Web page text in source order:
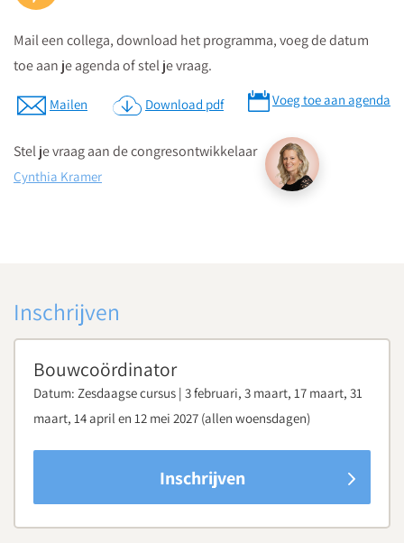
Parkeren kan in de Qpark parkeergarage La Vie, welke langs de
verschillende aanrijdroutes wordt bewegwijzerd.
Op parkeerniveau 14 heeft u rechtstreekse doorgang naar La
Vie.
Parkeergarage “La Vie” bevindt zich aan de St. Jacobstraat
naast de Bijenkorf.
Mail een collega, download het programma, voeg de datum
toe aan je agenda of stel je vraag.
Mailen Download pdf Voeg toe aan agenda
Stel je vraag aan de congresontwikkelaar
Cynthia Kramer
Inschrijven
Bouwcoördinator
Datum: Zesdaagse cursus | 3 februari, 3 maart, 17 maart, 31
maart, 14 april en 12 mei 2027 (allen woensdagen)
Inschrijven